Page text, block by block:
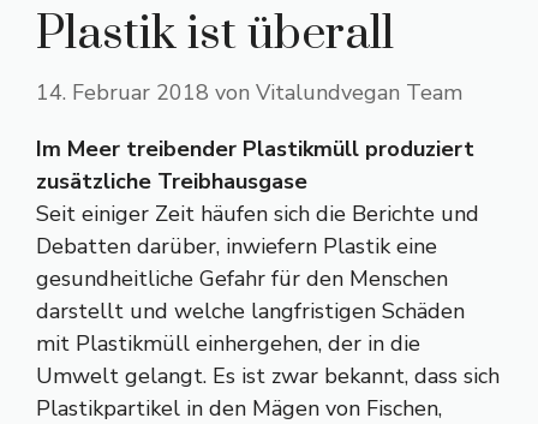
Plastik ist überall
14. Februar 2018 von Vitalundvegan Team
Im Meer treibender Plastikmüll produziert
zusätzliche Treibhausgase
Seit einiger Zeit häufen sich die Berichte und
Debatten darüber, inwiefern Plastik eine
gesundheitliche Gefahr für den Menschen
darstellt und welche langfristigen Schäden
mit Plastikmüll einhergehen, der in die
Umwelt gelangt. Es ist zwar bekannt, dass sich
Plastikpartikel in den Mägen von Fischen,